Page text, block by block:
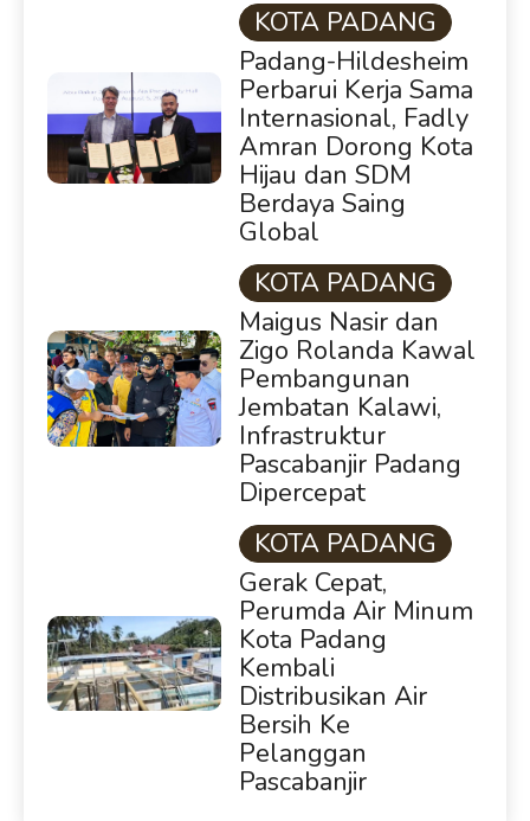
KOTA PADANG
Padang-Hildesheim
Perbarui Kerja Sama
Internasional, Fadly
Amran Dorong Kota
Hijau dan SDM
Berdaya Saing
Global
KOTA PADANG
Maigus Nasir dan
Zigo Rolanda Kawal
Pembangunan
Jembatan Kalawi,
Infrastruktur
Pascabanjir Padang
Dipercepat
KOTA PADANG
Gerak Cepat,
Perumda Air Minum
Kota Padang
Kembali
Distribusikan Air
Bersih Ke
Pelanggan
Pascabanjir